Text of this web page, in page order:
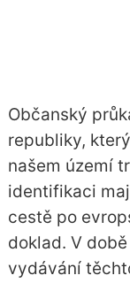
Občanský
republiky,
našem území
identifikaci
cestě po
doklad. V
vydávání